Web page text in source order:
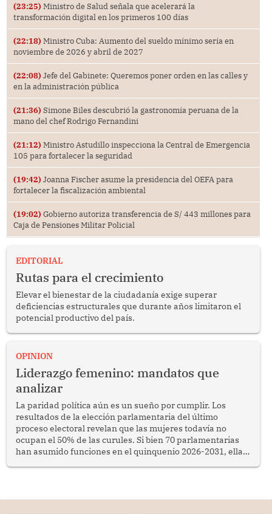
(23:25) Ministro de Salud señala que acelerará la
transformación digital en los primeros 100 días
(22:18) Ministro Cuba: Aumento del sueldo mínimo sería en
noviembre de 2026 y abril de 2027
(22:08) Jefe del Gabinete: Queremos poner orden en las calles y
en la administración pública
(21:36) Simone Biles descubrió la gastronomía peruana de la
mano del chef Rodrigo Fernandini
(21:12) Ministro Astudillo inspecciona la Central de Emergencia
105 para fortalecer la seguridad
(19:42) Joanna Fischer asume la presidencia del OEFA para
fortalecer la fiscalización ambiental
(19:02) Gobierno autoriza transferencia de S/ 443 millones para
Caja de Pensiones Militar Policial
EDITORIAL
Rutas para el crecimiento
Elevar el bienestar de la ciudadanía exige superar
deficiencias estructurales que durante años limitaron el
potencial productivo del país.
OPINION
Liderazgo femenino: mandatos que
analizar
La paridad política aún es un sueño por cumplir. Los
resultados de la elección parlamentaria del último
proceso electoral revelan que las mujeres todavía no
ocupan el 50% de las curules. Si bien 70 parlamentarias
han asumido funciones en el quinquenio 2026-2031, ellas